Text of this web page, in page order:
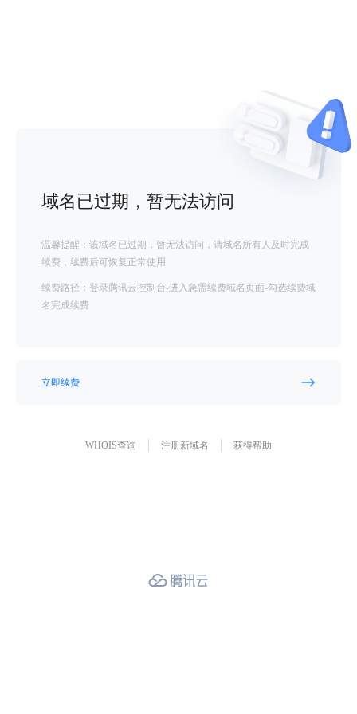
域名已过期，暂无法访问
温馨提醒：该域名已过期，暂无法访问，请域名所有人及时完成
续费，续费后可恢复正常使用
续费路径：登录腾讯云控制台-进入急需续费域名页面-勾选续费域
名完成续费
立即续费
WHOIS查询 注册新域名 获得帮助